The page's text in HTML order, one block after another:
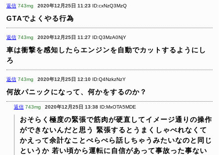
返信 743mg 2020年12月25日 11:23 ID:cxNzQ3MzQ
GTAでよくやる行為
返信 743mg 2020年12月25日 11:27 ID:Q3MzA0NjY
車は衝撃を感知したらエンジンを自動でカットするようにし
ろ
返信 743mg 2020年12月25日 12:10 ID:Q4NzkzNzY
何故パニックになって、何かをするのか？
返信 743mg 2020年12月25日 13:38 ID:MxOTA5MDE
おそらく極度の緊張で筋肉が硬直してイメージ通りの操作
ができないんだと思う 緊張するとうまくしゃべれなくて
かえって余計なことぺらぺら話しちゃうみたいなのと同じ
というか 若い頃から運転に自信があって事故った事ない